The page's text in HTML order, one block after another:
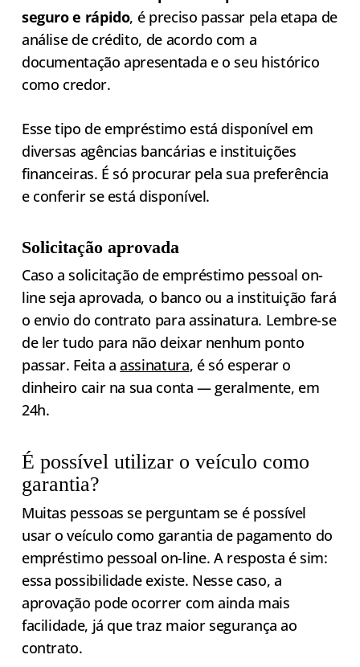
seguro e rápido, é preciso passar pela etapa de
análise de crédito, de acordo com a
documentação apresentada e o seu histórico
como credor.
Esse tipo de empréstimo está disponível em
diversas agências bancárias e instituições
financeiras. É só procurar pela sua preferência
e conferir se está disponível.
Solicitação aprovada
Caso a solicitação de empréstimo pessoal on-
line seja aprovada, o banco ou a instituição fará
o envio do contrato para assinatura. Lembre-se
de ler tudo para não deixar nenhum ponto
passar. Feita aassinatura, é só esperar o
dinheiro cair na sua conta — geralmente, em
24h.
É possível utilizar o veículo como
garantia?
Muitas pessoas se perguntam se é possível
usar o veículo como garantia de pagamento do
empréstimo pessoal on-line. A resposta é sim:
essa possibilidade existe. Nesse caso, a
aprovação pode ocorrer com ainda mais
facilidade, já que traz maior segurança ao
contrato.